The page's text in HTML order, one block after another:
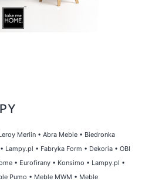
Merlin • Abra Meble • Biedronka
• Lampy.pl • Fabryka Form • Dekoria • OBI
• Eurofirany • Konsimo • Lampy.pl •
Pumo • Meble MWM • Meble